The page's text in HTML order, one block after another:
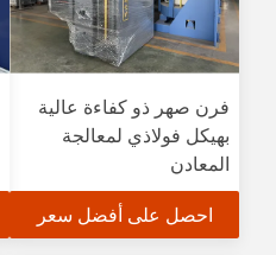
فرن صهر ذو كفاءة عالية
بهيكل فولاذي لمعالجة
المعادن
احصل على أفضل سعر